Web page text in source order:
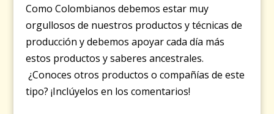
Como Colombianos debemos estar muy
orgullosos de nuestros productos y técnicas de
producción y debemos apoyar cada día más
estos productos y saberes ancestrales.
¿Conoces otros productos o compañías de este
tipo? ¡Inclúyelos en los comentarios!